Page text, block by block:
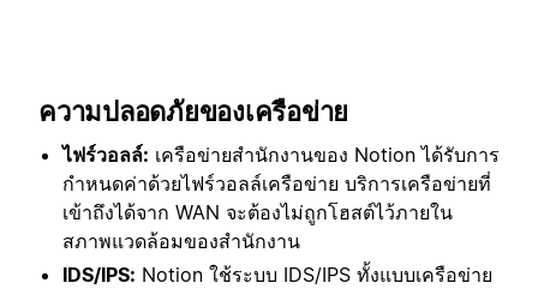
ความปลอดภัยของเครือข่าย
ไฟร์วอลล์: เครือข่ายสำนักงานของ Notion ได้รับการ
กำหนดค่าด้วยไฟร์วอลล์เครือข่าย บริการเครือข่ายที่
เข้าถึงได้จาก WAN จะต้องไม่ถูกโฮสต์ไว้ภายใน
สภาพแวดล้อมของสำนักงาน
IDS/IPS: Notion ใช้ระบบ IDS/IPS ทั้งแบบเครือข่าย